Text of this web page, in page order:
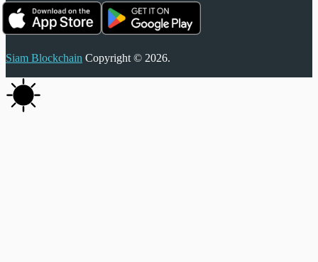
Siam Blockchain Copyright © 2026.